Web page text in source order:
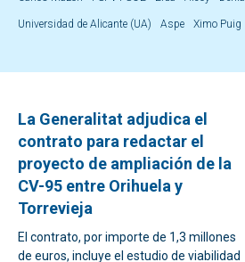
Universidad de Alicante (UA) Aspe Ximo Puig
La Generalitat adjudica el
contrato para redactar el
proyecto de ampliación de la
CV-95 entre Orihuela y
Torrevieja
El contrato, por importe de 1,3 millones
de euros, incluye el estudio de viabilidad